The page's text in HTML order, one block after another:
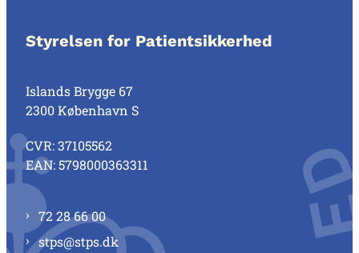
Styrelsen for Patientsikkerhed
Islands Brygge 67
2300 København S
CVR: 37105562
EAN: 5798000363311
72 28 66 00
stps@stps.dk